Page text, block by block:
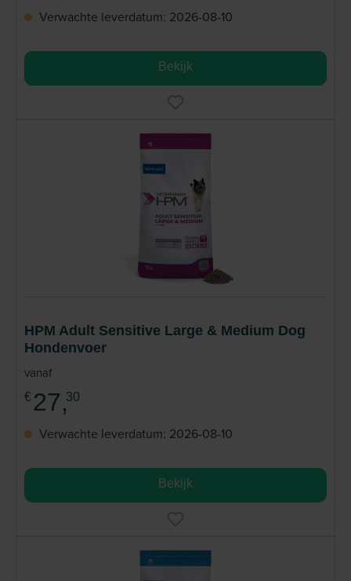
Verwachte leverdatum: 2026-08-10
Bekijk
HPM Adult Sensitive Large & Medium Dog
Hondenvoer
vanaf
€ 27,30
Verwachte leverdatum: 2026-08-10
Bekijk